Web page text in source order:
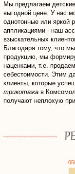
Мы предлагаем
выгодной цене. У нас
однотонные или яркой
аппликациями - наш
взыскательных
Благодаря тому, что
продукцию, мы
наценками, т.е.
себестоимости. Этим
клиенты, которые
трикотажа в
получают неплохую
0591